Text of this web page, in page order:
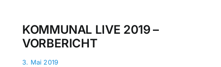
KOMMUNAL LIVE 2019 –
VORBERICHT
3. Mai 2019